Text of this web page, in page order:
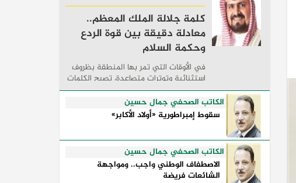
كلمة جلالة الملك المعظم..
معادلة دقيقة بين قوة الردع
وحكمة السلام
في الأوقات التي تمر بها المنطقة بظروف
استثنائية وتوترات متصاعدة، تصبح الكلمات
السياسية أكثر من مجرد مواقف معلنة؛ فهي
تكشف طريقة تفكير الدول، وكيفية إدارتها
للأزمات، والحدود التي تفصل بين القوة ...
الكاتب الصحفي جمال حسين
سقوط إمبراطورية «أولاد الأكابر»
الكاتب الصحفي جمال حسين
الاصطفاف الوطني واجب.. ومواجهة
الشائعات فريضة